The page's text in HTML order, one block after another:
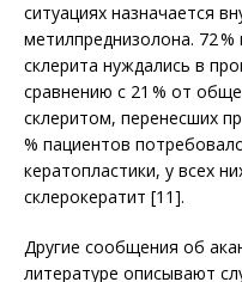
ситуациях назначается
метилпреднизолона. 72
склерита нуждались в
сравнению с 21 % от
склеритом, перенесших
% пациентов
кератопластики, у всех
склерокератит [11].
Другие сообщения об
литературе описывают